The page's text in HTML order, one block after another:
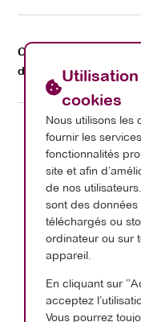
Comment obtenir un
d’informations sur
Nos
cookies
Nous utilisons les
fournir les
fonctionnalités
site et afin
de nos
sont des données
téléchargés ou
ordinateur ou sur
appareil.
En cliquant sur
acceptez
Vous pourrez